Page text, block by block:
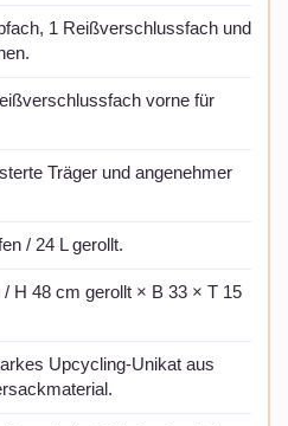
1 Reißverschlussfach und
vorne für
Träger und angenehmer
/ 24 L gerollt.
/ H 48 cm gerollt × B 33 × T 15
Upcycling-Unikat aus